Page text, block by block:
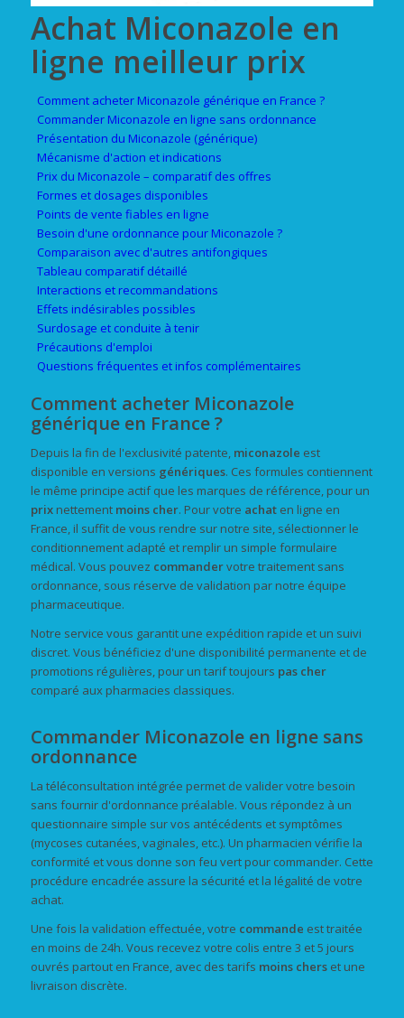
Achat Miconazole en
ligne meilleur prix
Comment acheter Miconazole générique en France ?
Commander Miconazole en ligne sans ordonnance
Présentation du Miconazole (générique)
Mécanisme d'action et indications
Prix du Miconazole – comparatif des offres
Formes et dosages disponibles
Points de vente fiables en ligne
Besoin d'une ordonnance pour Miconazole ?
Comparaison avec d'autres antifongiques
Tableau comparatif détaillé
Interactions et recommandations
Effets indésirables possibles
Surdosage et conduite à tenir
Précautions d'emploi
Questions fréquentes et infos complémentaires
Comment acheter Miconazole
générique en France ?
Depuis la fin de l'exclusivité patente, miconazole est
disponible en versions génériques. Ces formules contiennent
le même principe actif que les marques de référence, pour un
prixnettement moins cher. Pour votre achaten ligne en
France, il suffit de vous rendre sur notre site, sélectionner le
conditionnement adapté et remplir un simple formulaire
médical. Vous pouvez commandervotre traitement sans
ordonnance, sous réserve de validation par notre équipe
pharmaceutique.
Notre service vous garantit une expédition rapide et un suivi
discret. Vous bénéficiez d'une disponibilité permanente et de
promotions régulières, pour un tarif toujours pas cher
comparé aux pharmacies classiques.
Commander Miconazole en ligne sans
ordonnance
La téléconsultation intégrée permet de valider votre besoin
sans fournir d'ordonnance préalable. Vous répondez à un
questionnaire simple sur vos antécédents et symptômes
(mycoses cutanées, vaginales, etc.). Un pharmacien vérifie la
conformité et vous donne son feu vert pour commander. Cette
procédure encadrée assure la sécurité et la légalité de votre
achat.
Une fois la validation effectuée, votre commande est traitée
en moins de 24h. Vous recevez votre colis entre 3 et 5 jours
ouvrés partout en France, avec des tarifs moins cherset une
livraison discrète.